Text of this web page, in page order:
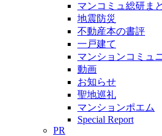
マンコミュ総研ま
地震防災
不動産本の書評
一戸建て
マンションコミュ
動画
お知らせ
聖地巡礼
マンションポエム
Special Report
PR